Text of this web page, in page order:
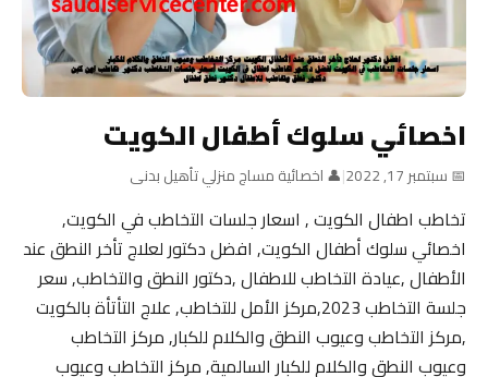
اخصائي سلوك أطفال الكويت
📅 سبتمبر 17, 2022 |👤 اخصائية مساج منزلي تأهيل بدنى
تخاطب اطفال الكويت , اسعار جلسات التخاطب في الكويت,
اخصائي سلوك أطفال الكويت, افضل دكتور لعلاج تأخر النطق عند
الأطفال ,عيادة التخاطب للاطفال ,دكتور النطق والتخاطب, سعر
جلسة التخاطب 2023,مركز الأمل للتخاطب, علاج التأتأة بالكويت
,مركز التخاطب وعيوب النطق والكلام للكبار, مركز التخاطب
وعيوب النطق والكلام للكبار السالمية, مركز التخاطب وعيوب